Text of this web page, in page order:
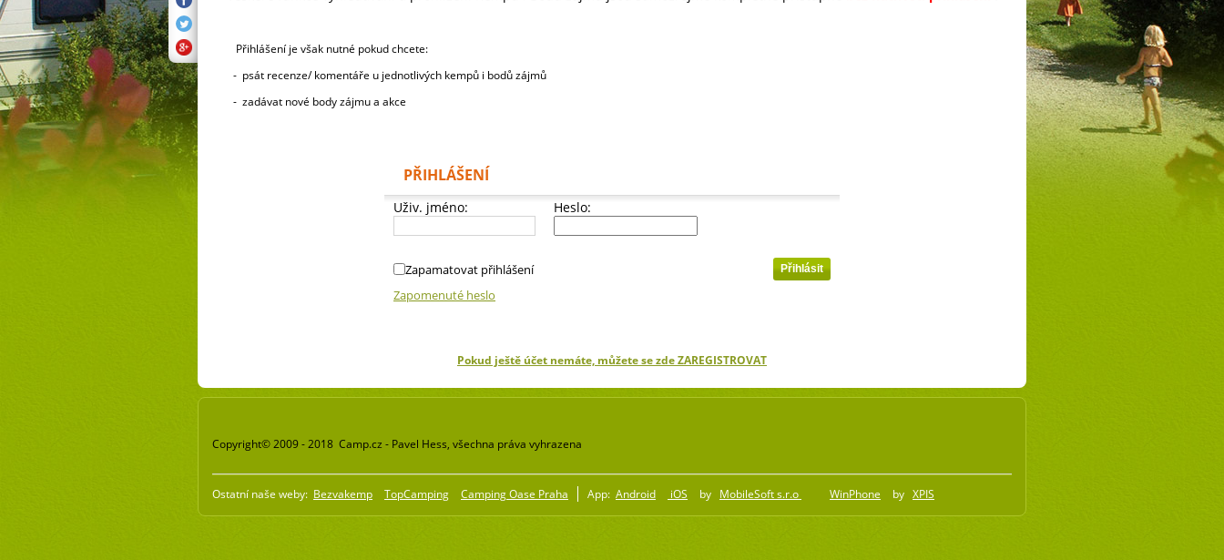
Přihlášení je však nutné pokud chcete:
- psát recenze/ komentáře u jednotlivých kempů i bodů zájmů
- zadávat nové body zájmu a akce
PŘIHLÁŠENÍ
Uživ. jméno: Heslo:
Zapamatovat přihlášení
Zapomenuté heslo
Pokud ještě účet nemáte, můžete se zde ZAREGISTROVAT
Copyright© 2009 - 2018 Camp.cz - Pavel Hess, všechna práva vyhrazena
Ostatní naše weby: Bezvakemp TopCamping Camping Oase Praha App: Android iOS by MobileSoft s.r.o WinPhone by XPIS